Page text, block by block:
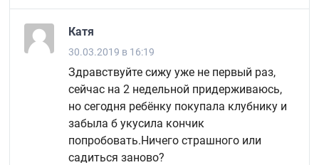
Катя
30.03.2019 в 16:19
Здравствуйте сижу уже не первый раз,
сейчас на 2 недельной придерживаюсь,
но сегодня ребёнку покупала клубнику и
забыла б укусила кончик
попробовать.Ничего страшного или
садиться заново?